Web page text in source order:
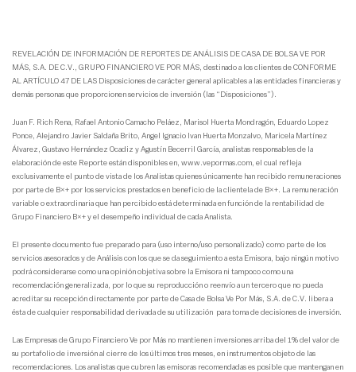
REVELACIÓN DE INFORMACIÓN DE REPORTES DE ANÁLISIS DE CASA DE BOLSA VE POR
MÁS, S.A. DE C.V., GRUPO FINANCIERO VE POR MÁS, destinado a los clientes de CONFORME
AL ARTÍCULO 47 DE LAS Disposiciones de carácter general aplicables a las entidades financieras y
demás personas que proporcionen servicios de inversión (las “Disposiciones”).
Juan F. Rich Rena, Rafael Antonio Camacho Peláez, Marisol Huerta Mondragón, Eduardo Lopez
Ponce, Alejandro Javier Saldaña Brito, Angel Ignacio Ivan Huerta Monzalvo, Maricela Martínez
Álvarez, Gustavo Hernández Ocadiz y Agustín Becerril García, analistas responsables de la
elaboración de este Reporte están disponibles en, www.vepormas.com, el cual refleja
exclusivamente el punto de vista de los Analistas quienes únicamente han recibido remuneraciones
por parte de B×+ por los servicios prestados en beneficio de la clientela de B×+. La remuneración
variable o extraordinaria que han percibido está determinada en función de la rentabilidad de
Grupo Financiero B×+ y el desempeño individual de cada Analista.
El presente documento fue preparado para (uso interno/uso personalizado) como parte de los
servicios asesorados y de Análisis con los que se da seguimiento a esta Emisora, bajo ningún motivo
podrá considerarse como una opinión objetiva sobre la Emisora ni tampoco como una
recomendación generalizada, por lo que su reproducción o reenvío a un tercero que no pueda
acreditar su recepción directamente por parte de Casa de Bolsa Ve Por Más, S.A. de C.V. libera a
ésta de cualquier responsabilidad derivada de su utilización para toma de decisiones de inversión.
Las Empresas de Grupo Financiero Ve por Más no mantienen inversiones arriba del 1% del valor de
su portafolio de inversión al cierre de los últimos tres meses, en instrumentos objeto de las
recomendaciones. Los analistas que cubren las emisoras recomendadas es posible que mantengan en